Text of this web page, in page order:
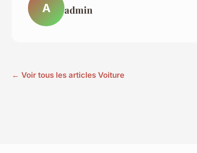
A admin
← Voir tous les articles Voiture